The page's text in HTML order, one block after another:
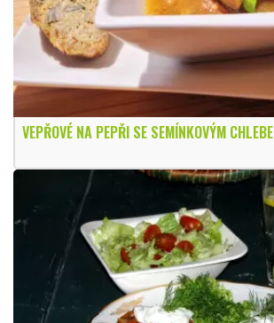
VEPŘOVÉ NA PEPŘI SE SEMÍNKOVÝM